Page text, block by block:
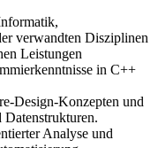
verwandten Disziplinen
Leistungen
in C++
Design-Konzepten und
Analyse und